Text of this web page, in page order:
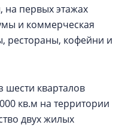
на первых этажах
и коммерческая
рестораны, кофейни и
шести кварталов
кв.м на территории
двух жилых